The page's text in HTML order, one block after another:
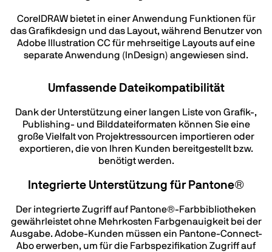
CorelDRAW bietet in einer Anwendung Funktionen für
das Grafikdesign und das Layout, während Benutzer von
Adobe Illustration CC für mehrseitige Layouts auf eine
separate Anwendung (InDesign) angewiesen sind.
Umfassende Dateikompatibilität
Dank der Unterstützung einer langen Liste von Grafik-,
Publishing- und Bilddateiformaten können Sie eine
große Vielfalt von Projektressourcen importieren oder
exportieren, die von Ihren Kunden bereitgestellt bzw.
benötigt werden.
Integrierte Unterstützung für Pantone®
Der integrierte Zugriff auf Pantone®-Farbbibliotheken
gewährleistet ohne Mehrkosten Farbgenauigkeit bei der
Ausgabe. Adobe-Kunden müssen ein Pantone-Connect-
Abo erwerben, um für die Farbspezifikation Zugriff auf